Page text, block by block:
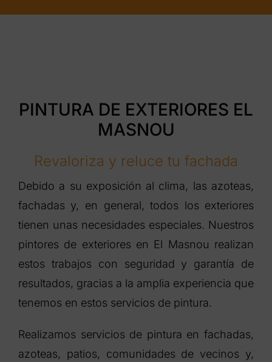
PINTURA DE EXTERIORES EL
MASNOU
Revaloriza y reluce tu fachada
Debido a su exposición al clima, las azoteas,
fachadas y, en general, todos los exteriores
tienen unas necesidades especiales. Nuestros
pintores de exteriores en El Masnou realizan
estos trabajos con seguridad y garantía de
resultados, gracias a la amplia experiencia que
tenemos en estos servicios de pintura.
Realizamos servicios de pintura en fachadas,
azoteas, patios, comunidades de vecinos y,